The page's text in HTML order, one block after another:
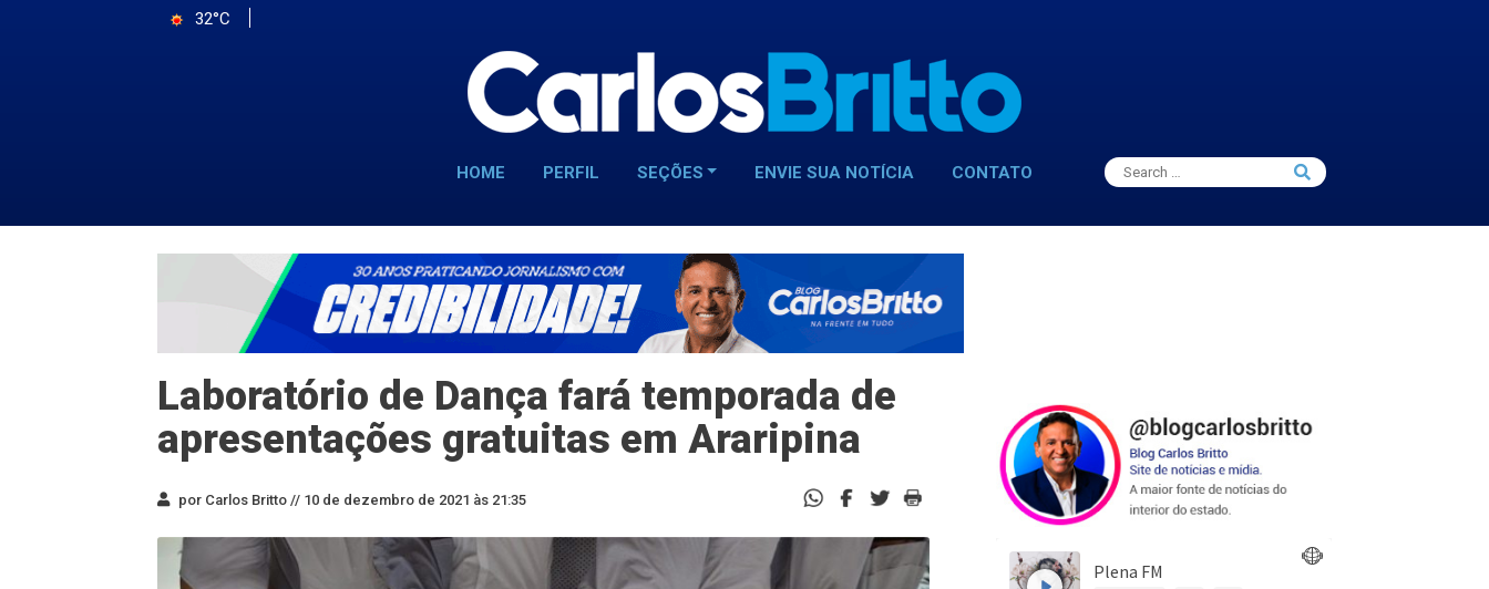
32°C
HOME PERFIL SEÇÕES ENVIE SUA NOTÍCIA CONTATO
Search
for:
Search
Laboratório de Dança fará temporada de
apresentações gratuitas em Araripina
por Carlos Britto // 10 de dezembro de 2021 às 21:35